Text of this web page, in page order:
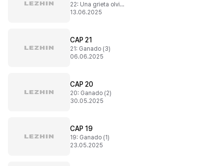
22: Una grieta olvidada
13.06.2025
CAP 21
21: Ganado (3)
06.06.2025
CAP 20
20: Ganado (2)
30.05.2025
CAP 19
19: Ganado (1)
23.05.2025